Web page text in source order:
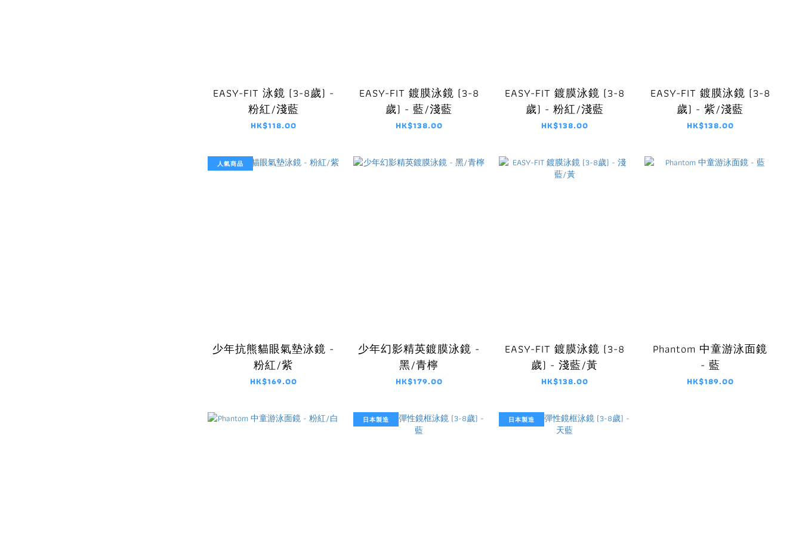
EASY-FIT 泳鏡 (3-8歲) -
粉紅/淺藍
HK$118.00
EASY-FIT 鍍膜泳鏡 (3-8
歲) - 藍/淺藍
HK$138.00
EASY-FIT 鍍膜泳鏡 (3-8
歲) - 粉紅/淺藍
HK$138.00
EASY-FIT 鍍膜泳鏡 (3-8
歲) - 紫/淺藍
HK$138.00
人氣商品
少年抗熊貓眼氣墊泳鏡 -
粉紅/紫
HK$169.00
少年幻影精英鍍膜泳鏡 -
黑/青檸
HK$179.00
EASY-FIT 鍍膜泳鏡 (3-8
歲) - 淺藍/黃
HK$138.00
Phantom 中童游泳面鏡
- 藍
HK$189.00
日本製造 日本製造